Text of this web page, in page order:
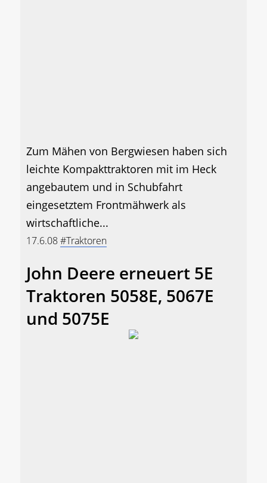
Zum Mähen von Bergwiesen haben sich
leichte Kompakttraktoren mit im Heck
angebautem und in Schubfahrt
eingesetztem Frontmähwerk als
wirtschaftliche...
17.6.08#Traktoren
John Deere erneuert 5E
Traktoren 5058E, 5067E
und 5075E